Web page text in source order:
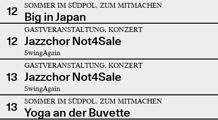
12
SOMMER IM SÜDPOL, ZUM MITMACHEN
Big in Japan
12
GASTVERANSTALTUNG, KONZERT
Jazzchor Not4Sale
SwingAgain
13
GASTVERANSTALTUNG, KONZERT
Jazzchor Not4Sale
SwingAgain
13 SOMMER IM SÜDPOL, ZUM MITMACHEN
Yoga an der Buvette